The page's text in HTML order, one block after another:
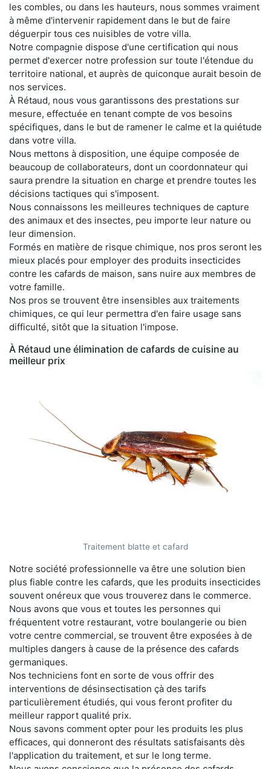
les combles, ou dans les hauteurs, nous sommes vraiment
à même d'intervenir rapidement dans le but de faire
déguerpir tous ces nuisibles de votre villa.
Notre compagnie dispose d'une certification qui nous
permet d'exercer notre profession sur toute l'étendue du
territoire national, et auprès de quiconque aurait besoin de
nos services.
À Rétaud, nous vous garantissons des prestations sur
mesure, effectuée en tenant compte de vos besoins
spécifiques, dans le but de ramener le calme et la quiétude
dans votre villa.
Nous mettons à disposition, une équipe composée de
beaucoup de collaborateurs, dont un coordonnateur qui
saura prendre la situation en charge et prendre toutes les
décisions tactiques qui s'imposent.
Nous connaissons les meilleures techniques de capture
des animaux et des insectes, peu importe leur nature ou
leur dimension.
Formés en matière de risque chimique, nos pros seront les
mieux placés pour employer des produits insecticides
contre les cafards de maison, sans nuire aux membres de
votre famille.
Nos pros se trouvent être insensibles aux traitements
chimiques, ce qui leur permettra d'en faire usage sans
difficulté, sitôt que la situation l'impose.
À Rétaud une élimination de cafards de cuisine au
meilleur prix
Traitement blatte et cafard
Notre société professionnelle va être une solution bien
plus fiable contre les cafards, que les produits insecticides
souvent onéreux que vous trouverez dans le commerce.
Nous avons que vous et toutes les personnes qui
fréquentent votre restaurant, votre boulangerie ou bien
votre centre commercial, se trouvent être exposées à de
multiples dangers à cause de la présence des cafards
germaniques.
Nos techniciens font en sorte de vous offrir des
interventions de désinsectisation çà des tarifs
particulièrement étudiés, qui vous feront profiter du
meilleur rapport qualité prix.
Nous savons comment opter pour les produits les plus
efficaces, qui donneront des résultats satisfaisants dès
l'application du traitement, et sur le long terme.